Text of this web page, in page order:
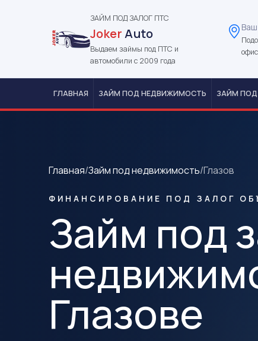
ЗАЙМ ПОД ЗАЛОГ ПТС
JokerAuto
Выдаем займы под ПТС и
автомобили с 2009 года
ГЛАВНАЯ ЗАЙМ ПОД НЕДВИЖИМОСТЬ ЗАЙМ
Главная/Займ под недвижимость/Глазов
ФИНАНСИРОВАНИЕ ПОД ЗАЛОГ
Займ под
Глазове